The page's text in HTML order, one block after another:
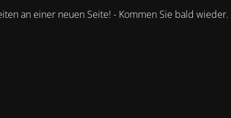
an einer neuen Seite! - Kommen Sie bald wieder.